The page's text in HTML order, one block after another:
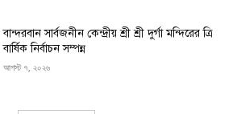
বান্দরবান সার্বজনীন কেন্দ্রীয় শ্রী শ্রী দুর্গা মন্দিরের ত্রি
বার্ষিক নির্বাচন সম্পন্ন
আগস্ট ৭, ২০২৬